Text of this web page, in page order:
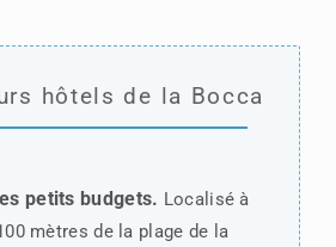
hôtels de la Bocca
petits budgets. Localisé à
mètres de la plage de la